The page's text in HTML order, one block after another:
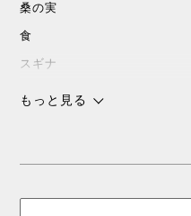
桑の実
食
スギナ
沖縄
浜比嘉島
もっと見る